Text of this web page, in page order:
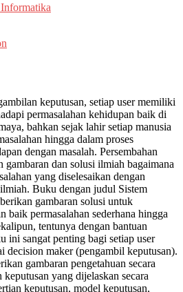
keputusan, setiap user memiliki
permasalahan kehidupan baik di
bahkan sejak lahir setiap manusia
hingga dalam proses
dengan masalah. Persembahan
dan solusi ilmiah bagaimana
yang diselesaikan dengan
Buku dengan judul Sistem
gambaran solusi untuk
baik permasalahan sederhana hingga
tentunya dengan bantuan
ini sangat penting bagi setiap user
decision maker (pengambil keputusan).
gambaran pengetahuan secara
yang dijelaskan secara
keputusan, model keputusan,